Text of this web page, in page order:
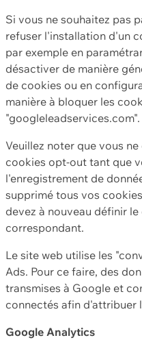
Si vous ne souhaitez pas
refuser l'installation d'un
par exemple en
désactiver de manière
de cookies ou en
manière à bloquer les
"googleleadservices.com".
Veuillez noter que vous
cookies opt-out tant que
l'enregistrement de
supprimé tous vos
devez à nouveau définir
correspondant.
Le site web utilise les
Ads. Pour ce faire, des
transmises à Google et
connectés afin d'attribuer
Google Analytics